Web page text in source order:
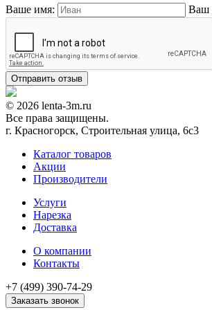
Ваше имя: Ваш
© 2026 lenta-3m.ru
Все права защищены.
г. Красногорск, Строительная улица, 6с3
Каталог товаров
Акции
Производители
Услуги
Нарезка
Доставка
О компании
Контакты
+7 (499) 390-74-29
Заказать звонок